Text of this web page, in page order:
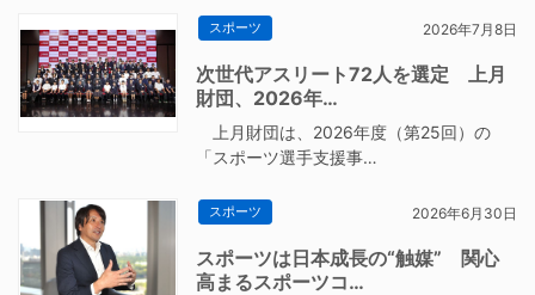
スポーツ 2026年7月8日
次世代アスリート72人を選定 上月
財団、2026年…
上月財団は、2026年度（第25回）の
「スポーツ選手支援事…
スポーツ 2026年6月30日
スポーツは日本成長の“触媒” 関心
高まるスポーツコ…